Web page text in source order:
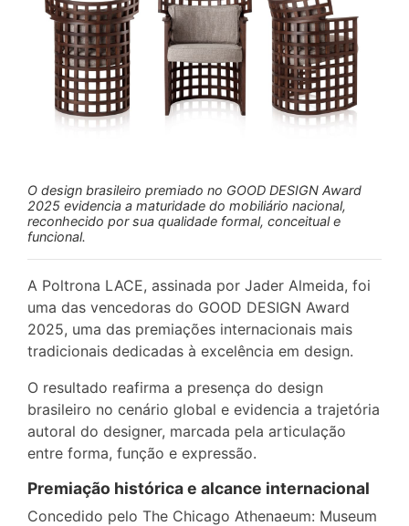
O design brasileiro premiado no GOOD DESIGN Award
2025 evidencia a maturidade do mobiliário nacional,
reconhecido por sua qualidade formal, conceitual e
funcional.
A Poltrona LACE, assinada por Jader Almeida, foi
uma das vencedoras do GOOD DESIGN Award
2025, uma das premiações internacionais mais
tradicionais dedicadas à excelência em design.
O resultado reafirma a presença do design
brasileiro no cenário global e evidencia a trajetória
autoral do designer, marcada pela articulação
entre forma, função e expressão.
Premiação histórica e alcance internacional
Concedido pelo The Chicago Athenaeum: Museum